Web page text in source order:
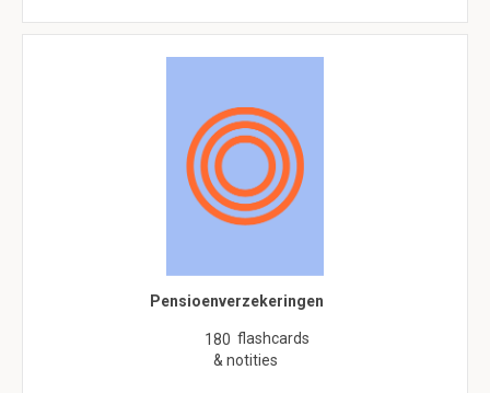
Pensioenverzekeringen
180 flashcards
& notities